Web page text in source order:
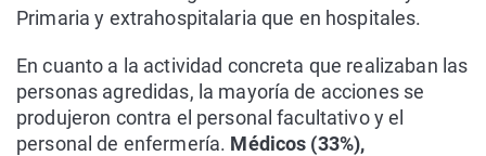
Primaria y extrahospitalaria que en hospitales.
En cuanto a la actividad concreta que realizaban las
personas agredidas, la mayoría de acciones se
produjeron contra el personal facultativo y el
personal de enfermería. Médicos (33%),